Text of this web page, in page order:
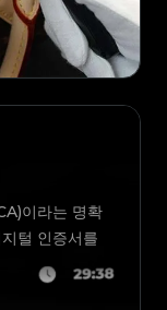
이라는 명확
털 인증서를